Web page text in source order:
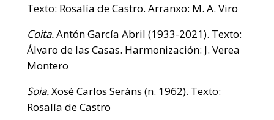
Texto: Rosalía de Castro. Arranxo: M. A. Viro
Coita.Antón García Abril (1933-2021). Texto:
Álvaro de las Casas. Harmonización: J. Verea
Montero
Soia.Xosé Carlos Seráns (n. 1962). Texto:
Rosalía de Castro